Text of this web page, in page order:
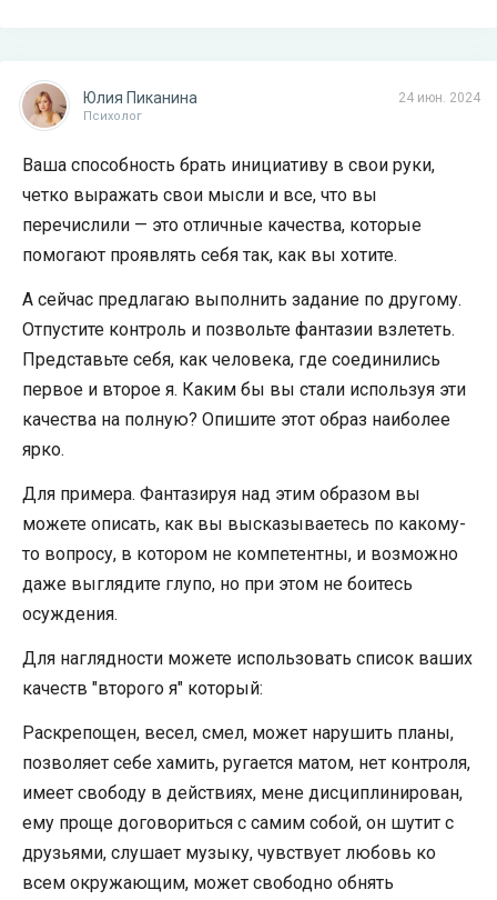
24 июн. 2024
Юлия Пиканина
Психолог
Ваша способность брать инициативу в свои руки,
четко выражать свои мысли и все, что вы
перечислили — это отличные качества, которые
помогают проявлять себя так, как вы хотите.
А сейчас предлагаю выполнить задание по другому.
Отпустите контроль и позвольте фантазии взлететь.
Представьте себя, как человека, где соединились
первое и второе я. Каким бы вы стали используя эти
качества на полную? Опишите этот образ наиболее
ярко.
Для примера. Фантазируя над этим образом вы
можете описать, как вы высказываетесь по какому-
то вопросу, в котором не компетентны, и возможно
даже выглядите глупо, но при этом не боитесь
осуждения.
Для наглядности можете использовать список ваших
качеств "второго я" который:
Раскрепощен, весел, смел, может нарушить планы,
позволяет себе хамить, ругается матом, нет контроля,
имеет свободу в действиях, мене дисциплинирован,
ему проще договориться с самим собой, он шутит с
друзьями, слушает музыку, чувствует любовь ко
всем окружающим, может свободно обнять